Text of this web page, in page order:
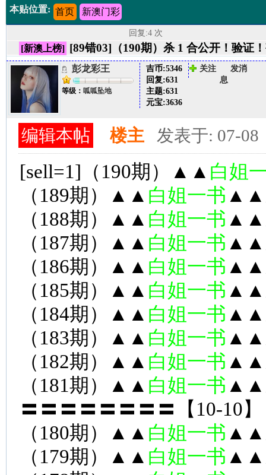
本贴位置: 首页 新澳门彩
回复:4 次
[新澳上榜] [89错03]（190期）杀 1 合公开！验证
彭龙彩王
等级： 呱呱坠地
吉币:5346
回复:631
主题:631
元宝:3636
关注
发消
息
编辑本帖 楼主 发表于: 07-08
[sell=1]（190期）▲▲ 白姐
（189期）▲▲ 白姐一书 ▲▲
（188期）▲▲ 白姐一书 ▲▲
（187期）▲▲ 白姐一书 ▲▲
（186期）▲▲ 白姐一书 ▲▲
（185期）▲▲ 白姐一书 ▲▲
（184期）▲▲ 白姐一书 ▲▲
（183期）▲▲ 白姐一书 ▲▲
（182期）▲▲ 白姐一书 ▲▲
（181期）▲▲ 白姐一书 ▲▲
〓〓〓〓〓〓〓〓【10-10】
（180期）▲▲ 白姐一书 ▲▲
（179期）▲▲ 白姐一书 ▲▲